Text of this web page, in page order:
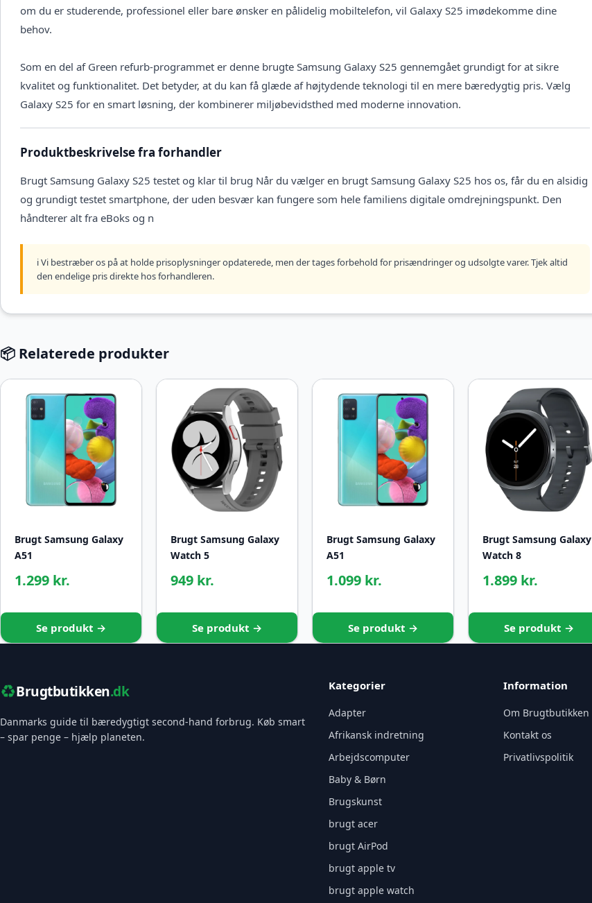
om du er studerende, professionel eller bare ønsker en pålidelig mobiltelefon, vil Galaxy S25 imødekomme dine
behov.
Som en del af Green refurb-programmet er denne brugte Samsung Galaxy S25 gennemgået grundigt for at sikre
kvalitet og funktionalitet. Det betyder, at du kan få glæde af højtydende teknologi til en mere bæredygtig pris. Vælg
Galaxy S25 for en smart løsning, der kombinerer miljøbevidsthed med moderne innovation.
Produktbeskrivelse fra forhandler
Brugt Samsung Galaxy S25 testet og klar til brug Når du vælger en brugt Samsung Galaxy S25 hos os, får du en alsidig
og grundigt testet smartphone, der uden besvær kan fungere som hele familiens digitale omdrejningspunkt. Den
håndterer alt fra eBoks og n
ℹ️ Vi bestræber os på at holde prisoplysninger opdaterede, men der tages forbehold for prisændringer og udsolgte varer. Tjek altid
den endelige pris direkte hos forhandleren.
📦 Relaterede produkter
Brugt Samsung Galaxy
A51
1.299 kr.
Se produkt →
Brugt Samsung Galaxy
Watch 5
949 kr.
Se produkt →
Brugt Samsung Galaxy
A51
1.099 kr.
Se produkt →
Brugt Samsung Galaxy
Watch 8
1.899 kr.
Se produkt →
♻️Brugtbutikken.dk
Danmarks guide til bæredygtigt second-hand forbrug. Køb smart
– spar penge – hjælp planeten.
Kategorier
Adapter
Afrikansk indretning
Arbejdscomputer
Baby & Børn
Brugskunst
brugt acer
brugt AirPod
brugt apple tv
brugt apple watch
Information
Om Brugtbutikken
Kontakt os
Privatlivspolitik